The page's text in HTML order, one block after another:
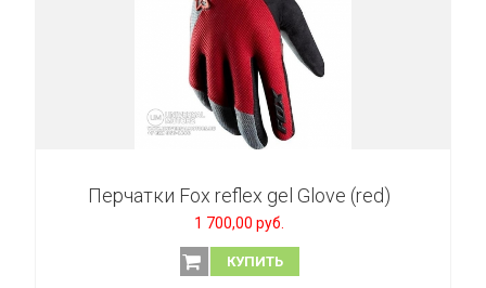
Перчатки Fox reflex gel Glove (red)
1 700,00 руб.
КУПИТЬ